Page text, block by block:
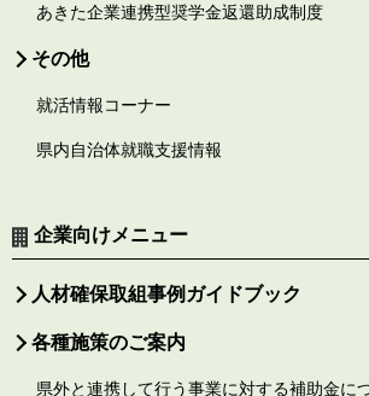
あきた企業連携型奨学金返還助成制度
その他
就活情報コーナー
県内自治体就職支援情報
企業向けメニュー
人材確保取組事例ガイドブック
各種施策のご案内
県外と連携して行う事業に対する補助金に